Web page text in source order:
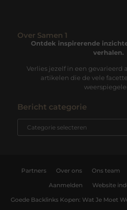
Over Samen 1
Ontdek inspirerende
verhalen.
Verlies jezelf in een gevarieerd
artikelen die de vele
Bericht categorie
Partners Over ons Ons team
Aanmelden Website
Goede Backlinks Kopen: Wat Je Moet